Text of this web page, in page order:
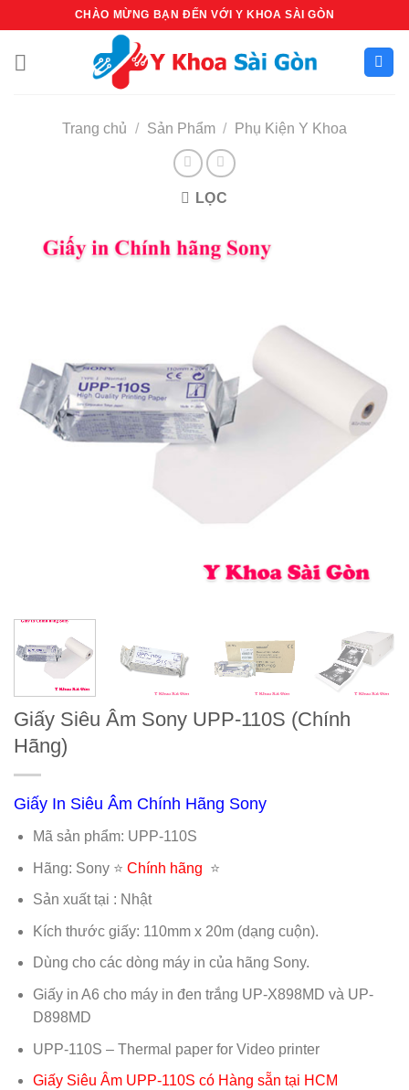
qua
nội
CHÀO MỪNG BẠN ĐẾN VỚI Y KHOA SÀI GÒN
Trang chủ / Sản Phẩm / Phụ Kiện Y Khoa
LỌC
Giấy Siêu Âm Sony UPP-110S (Chính
Hãng)
Giấy In Siêu Âm Chính Hãng Sony
Mã sản phẩm: UPP-110S
Hãng: Sony ⭐️ Chính hãng ⭐️
Sản xuất tại : Nhật
Kích thước giấy: 110mm x 20m (dạng cuộn).
Dùng cho các dòng máy in của hãng Sony.
Giấy in A6 cho máy in đen trắng UP-X898MD và UP-
D898MD
UPP-110S – Thermal paper for Video printer
Giấy Siêu Âm UPP-110S có Hàng sẵn tại HCM